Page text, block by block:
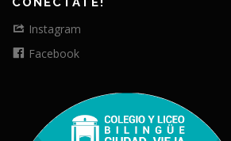
Instagram
Facebook